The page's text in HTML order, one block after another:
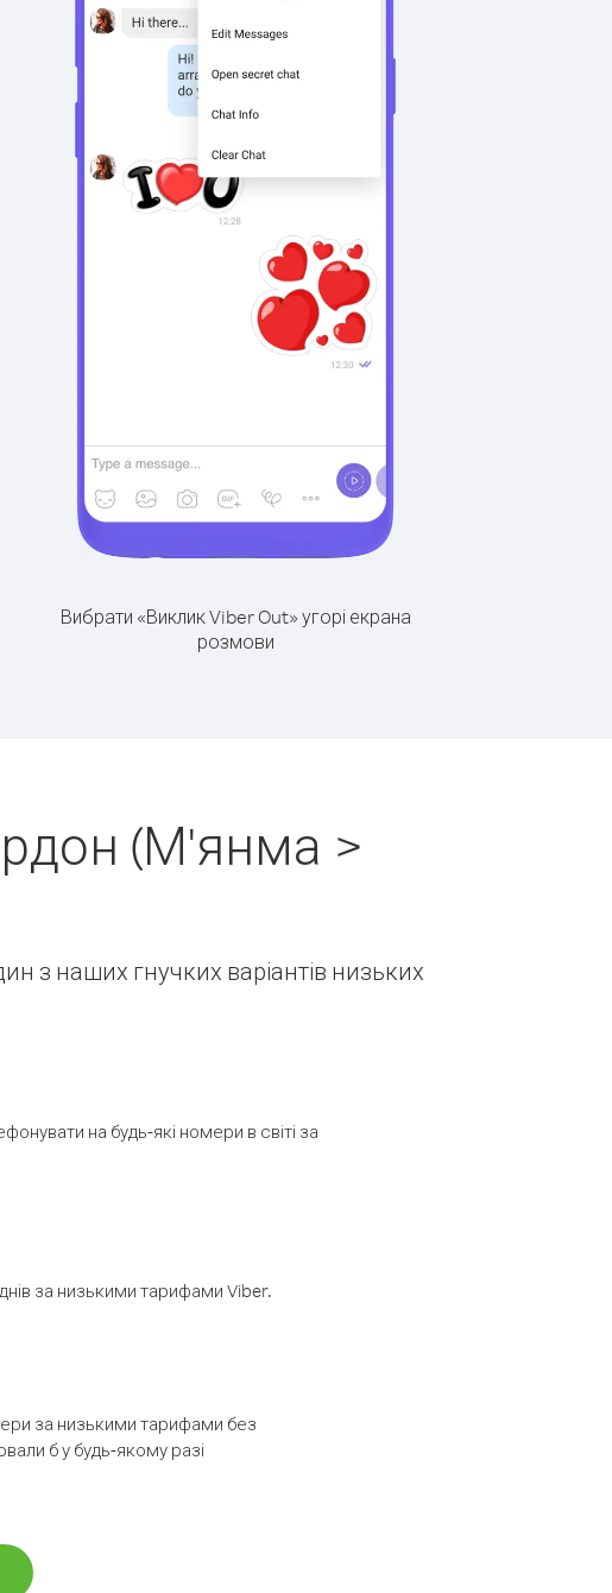
Вибрати «Виклик Viber Out» угорі екрана
розмови
(М'янма >
з наших гнучких варіантів низьких
на будь-які номери в світі за
за низькими тарифами Viber.
за низькими тарифами без
б у будь-якому разі